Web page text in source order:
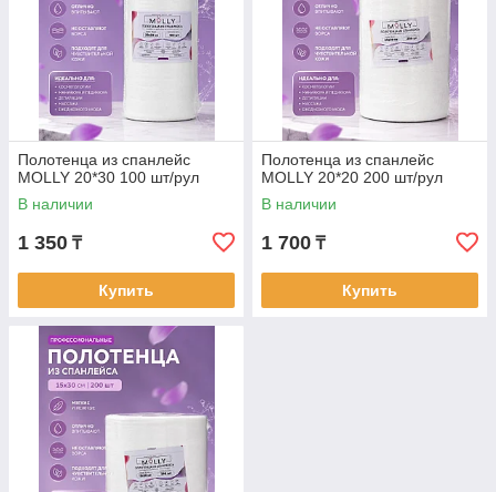
Полотенца из спанлейс
MOLLY 20*30 100 шт/рул
В наличии
1 350 ₸
Купить
Полотенца из спанлейс
MOLLY 20*20 200 шт/рул
В наличии
1 700 ₸
Купить